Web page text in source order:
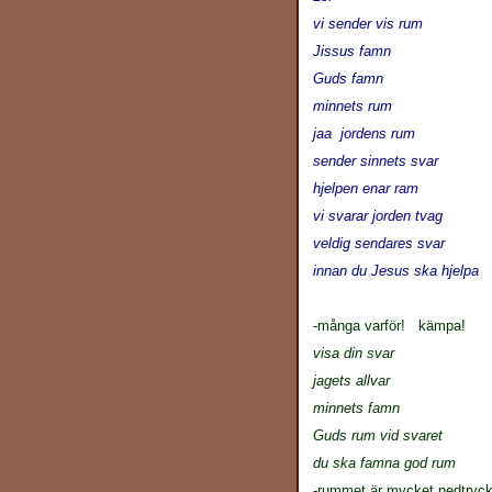
vi sender vis rum
Jissus famn
Guds famn
minnets rum
jaa jordens rum
sender sinnets svar
hjelpen enar ram
vi svarar jorden tvag
veldig sendares svar
innan du Jesus ska hjelpa
-många varför! kämpa!
visa din svar
jagets allvar
minnets famn
Guds rum vid svaret
du ska famna god rum